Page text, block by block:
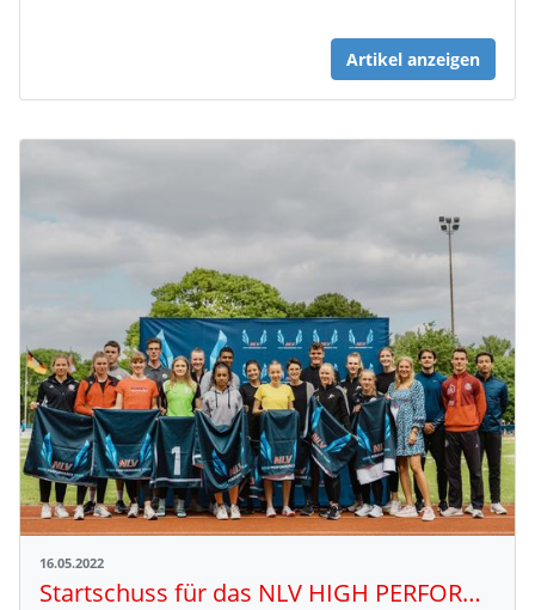
Artikel anzeigen
16.05.2022
Startschuss für das NLV HIGH PERFORMANCE TEAM!